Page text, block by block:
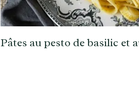
Pâtes au pesto de basilic et